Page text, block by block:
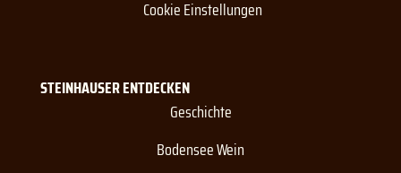
STEINHAUSER ENTDECKEN
Geschichte
Bodensee Wein
Cookie Einstellungen